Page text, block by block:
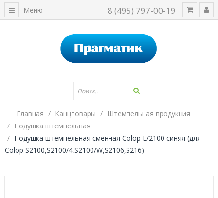
8 (495) 797-00-19
Меню
Главная Канцтовары
Штемпельная продукция
Подушка штемпельная
Подушка штемпельная сменная Colop E/2100 синяя (для
Colop S2100,S2100/4,S2100/W,S2106,S216)